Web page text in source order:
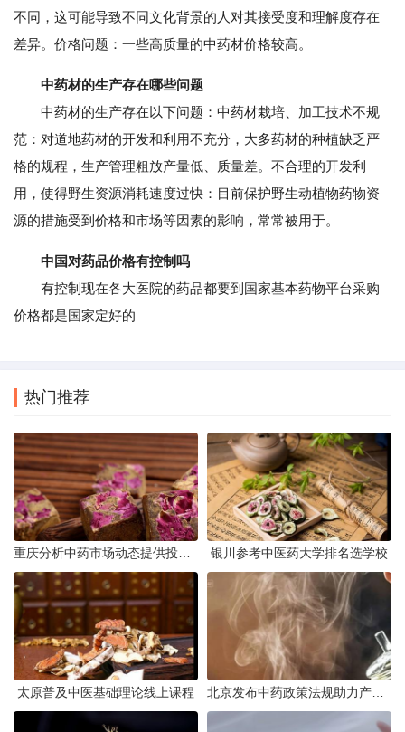
不同，这可能导致不同文化背景的人对其接受度和理解度存在
差异。价格问题：一些高质量的中药材价格较高。
中药材的生产存在哪些问题
中药材的生产存在以下问题：中药材栽培、加工技术不规
范：对道地药材的开发和利用不充分，大多药材的种植缺乏严
格的规程，生产管理粗放产量低、质量差。不合理的开发利
用，使得野生资源消耗速度过快：目前保护野生动植物药物资
源的措施受到价格和市场等因素的影响，常常被用于。
中国对药品价格有控制吗
有控制现在各大医院的药品都要到国家基本药物平台采购
价格都是国家定好的
热门推荐
银川参考中医药大学排名选学校
太原普及中医基础理论线上课程